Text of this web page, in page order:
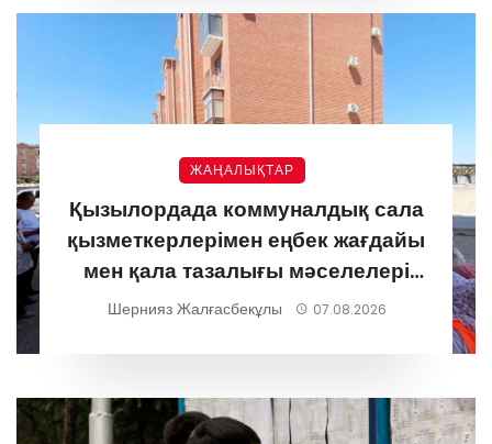
ЖАҢАЛЫҚТАР
Қызылордада коммуналдық сала
қызметкерлерімен еңбек жағдайы
мен қала тазалығы мәселелері
талқыланды
Шернияз Жалғасбекұлы 07.08.2026